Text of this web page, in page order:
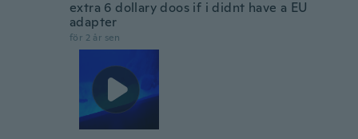
extra 6 dollary doos if i didnt have a EU
adapter
för 2 år sen